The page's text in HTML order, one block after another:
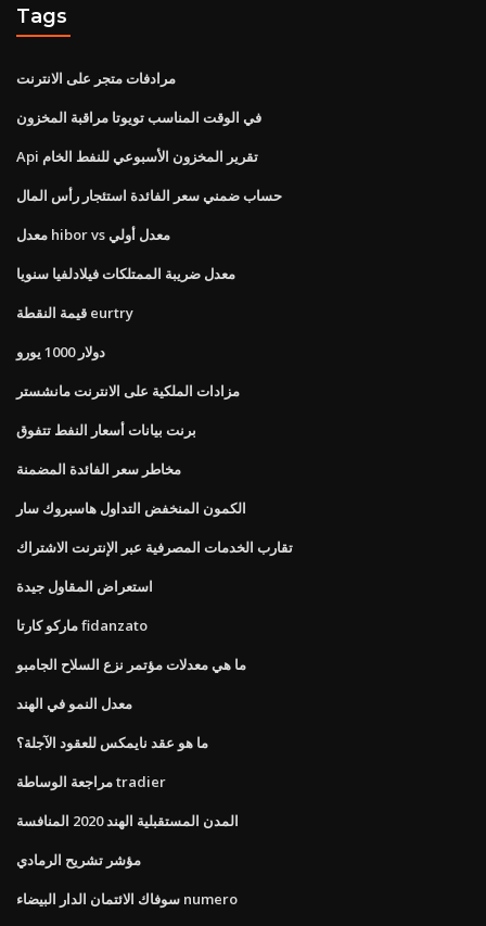
Tags
مرادفات متجر على الانترنت
في الوقت المناسب تويوتا مراقبة المخزون
Api تقرير المخزون الأسبوعي للنفط الخام
حساب ضمني سعر الفائدة استئجار رأس المال
معدل hibor vs معدل أولي
معدل ضريبة الممتلكات فيلادلفيا سنويا
قيمة النقطة eurtry
دولار 1000 يورو
مزادات الملكية على الانترنت مانشستر
برنت بيانات أسعار النفط تتفوق
مخاطر سعر الفائدة المضمنة
الكمون المنخفض التداول هاسبروك سار
تقارب الخدمات المصرفية عبر الإنترنت الاشتراك
استعراض المقاول جيدة
ماركو كارتا fidanzato
ما هي معدلات مؤتمر نزع السلاح الجامبو
معدل النمو في الهند
ما هو عقد نايمكس للعقود الآجلة؟
مراجعة الوساطة tradier
المدن المستقبلية الهند 2020 المنافسة
مؤشر تشريح الرمادي
سوفاك الائتمان الدار البيضاء numero